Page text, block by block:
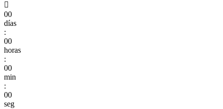

00
días
:
00
horas
:
00
min
:
00
seg